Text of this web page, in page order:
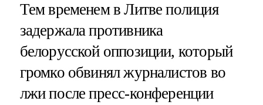
Тем временем в Литве полиция
задержала противника
белорусской оппозиции, который
громко обвинял журналистов во
лжи после пресс-конференции